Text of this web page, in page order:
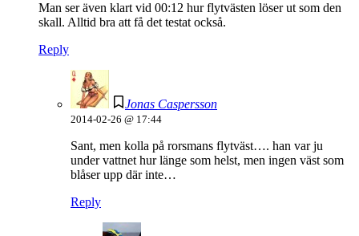
Man ser även klart vid 00:12 hur flytvästen löser ut som den
skall. Alltid bra att få det testat också.
Reply
Jonas Caspersson
2014-02-26 @ 17:44
Sant, men kolla på rorsmans flytväst…. han var ju
under vattnet hur länge som helst, men ingen väst som
blåser upp där inte…
Reply